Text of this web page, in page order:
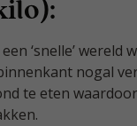
‘snelle’
nogal
te eten